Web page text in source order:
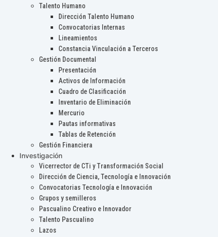
Talento Humano
Dirección Talento Humano
Convocatorias Internas
Lineamientos
Constancia Vinculación a Terceros
Gestión Documental
Presentación
Activos de Información
Cuadro de Clasificación
Inventario de Eliminación
Mercurio
Pautas informativas
Tablas de Retención
Gestión Financiera
Investigación
Vicerrector de CTi y Transformación Social
Dirección de Ciencia, Tecnología e Innovación
Convocatorias Tecnología e Innovación
Grupos y semilleros
Pascualino Creativo e Innovador
Talento Pascualino
Lazos